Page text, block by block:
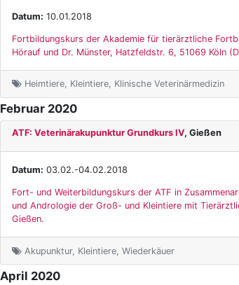
Datum: 10.01.2018
Fortbildungskurs der Akademie für tierärztliche
Hörauf und Dr. Münster, Hatzfeldstr. 6, 51069 Köln
Heimtiere, Kleintiere, Klinische Veterinärmedizin
Februar 2020
ATF: Veterinärakupunktur Grundkurs IV, Gießen
Datum: 03.02.-04.02.2018
Fort- und Weiterbildungskurs der ATF in
und Andrologie der Groß- und Kleintiere mit
Gießen.
Akupunktur, Kleintiere, Wiederkäuer
April 2020